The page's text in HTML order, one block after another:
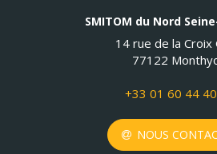
SMITOM du Nord
14 rue de la Croix
77122
+33 01 60 44
NOUS